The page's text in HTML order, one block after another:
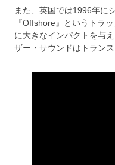
また、英国では1996年に
『Offshore』というトラ
に大きなインパクトを与
ザー・サウンドはトラン